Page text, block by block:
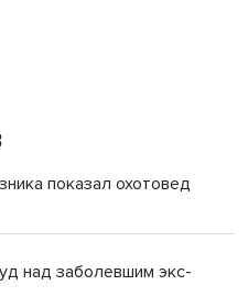
показал охотовед
над заболевшим экс-